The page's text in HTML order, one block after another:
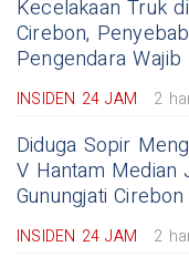
Kecelakaan Truk
Cirebon,
Pengendara Wajib
INSIDEN 24 JAM 2
Diduga Sopir
V Hantam Median
Gunungjati Cirebon
INSIDEN 24 JAM 2